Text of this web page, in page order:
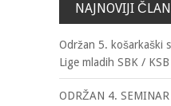
NAJNOVIJI
Održan 5. košarkaški
Lige mladih SBK /
ODRŽAN 4.